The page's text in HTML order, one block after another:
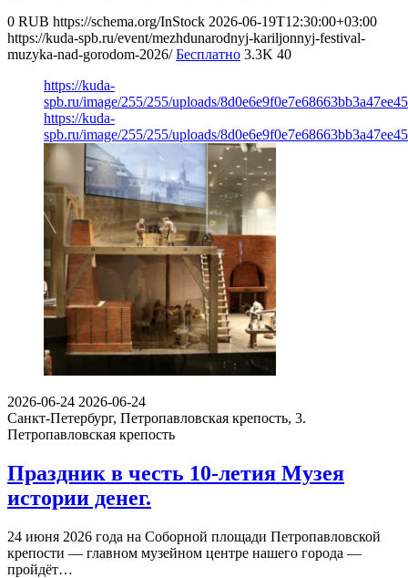
0 RUB https://schema.org/InStock 2026-06-19T12:30:00+03:00
https://kuda-spb.ru/event/mezhdunarodnyj-kariljonnyj-festival-
muzyka-nad-gorodom-2026/ Бесплатно 3.3K 40
https://kuda-
spb.ru/image/255/255/uploads/
https://kuda-
spb.ru/image/255/255/uploads/
2026-06-24 2026-06-24
Санкт-Петербург, Петропавловская крепость, 3.
Петропавловская крепость
Праздник в честь 10-летия Музея
истории денег.
24 июня 2026 года на Соборной площади Петропавловской
крепости — главном музейном центре нашего города —
пройдёт…